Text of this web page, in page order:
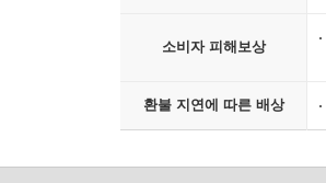
소비자 피해보상
환불 지연에 따른 배상